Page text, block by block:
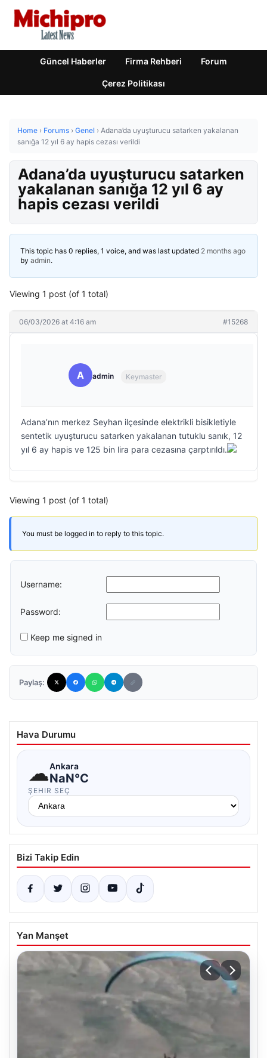
Güncel Haberler Firma Rehberi Forum
Çerez Politikası
Home › Forums › Genel › Adana’da uyuşturucu satarken yakalanan
sanığa 12 yıl 6 ay hapis cezası verildi
Adana’da uyuşturucu satarken
yakalanan sanığa 12 yıl 6 ay
hapis cezası verildi
This topic has 0 replies, 1 voice, and was last updated 2 months ago
by admin.
Viewing 1 post (of 1 total)
06/03/2026 at 4:16 am #15268
A admin Keymaster
Adana’nın merkez Seyhan ilçesinde elektrikli bisikletiyle
sentetik uyuşturucu satarken yakalanan tutuklu sanık, 12
yıl 6 ay hapis ve 125 bin lira para cezasına çarptırıldı.
Viewing 1 post (of 1 total)
You must be logged in to reply to this topic.
Username:
Password:
Keep me signed in
Paylaş:
Hava Durumu
☁Ankara
NaN°C
ŞEHIR SEÇ
Bizi Takip Edin
Yan Manşet